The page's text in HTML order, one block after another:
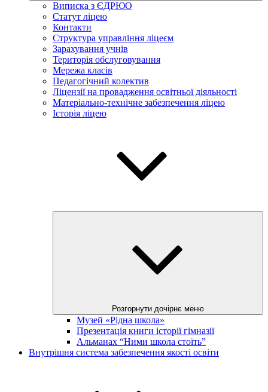
Виписка з ЄДРЮО
Статут ліцею
Контакти
Структура управління ліцеєм
Зарахування учнів
Територія обслуговування
Мережа класів
Педагогічний колектив
Ліцензії на провадження освітньої діяльності
Матеріально-технічне забезпечення ліцею
Історія ліцею
Розгорнути дочірнє меню
Музей «Рідна школа»
Презентація книги історії гімназії
Альманах “Ними школа стоїть”
Внутрішня система забезпечення якості освіти